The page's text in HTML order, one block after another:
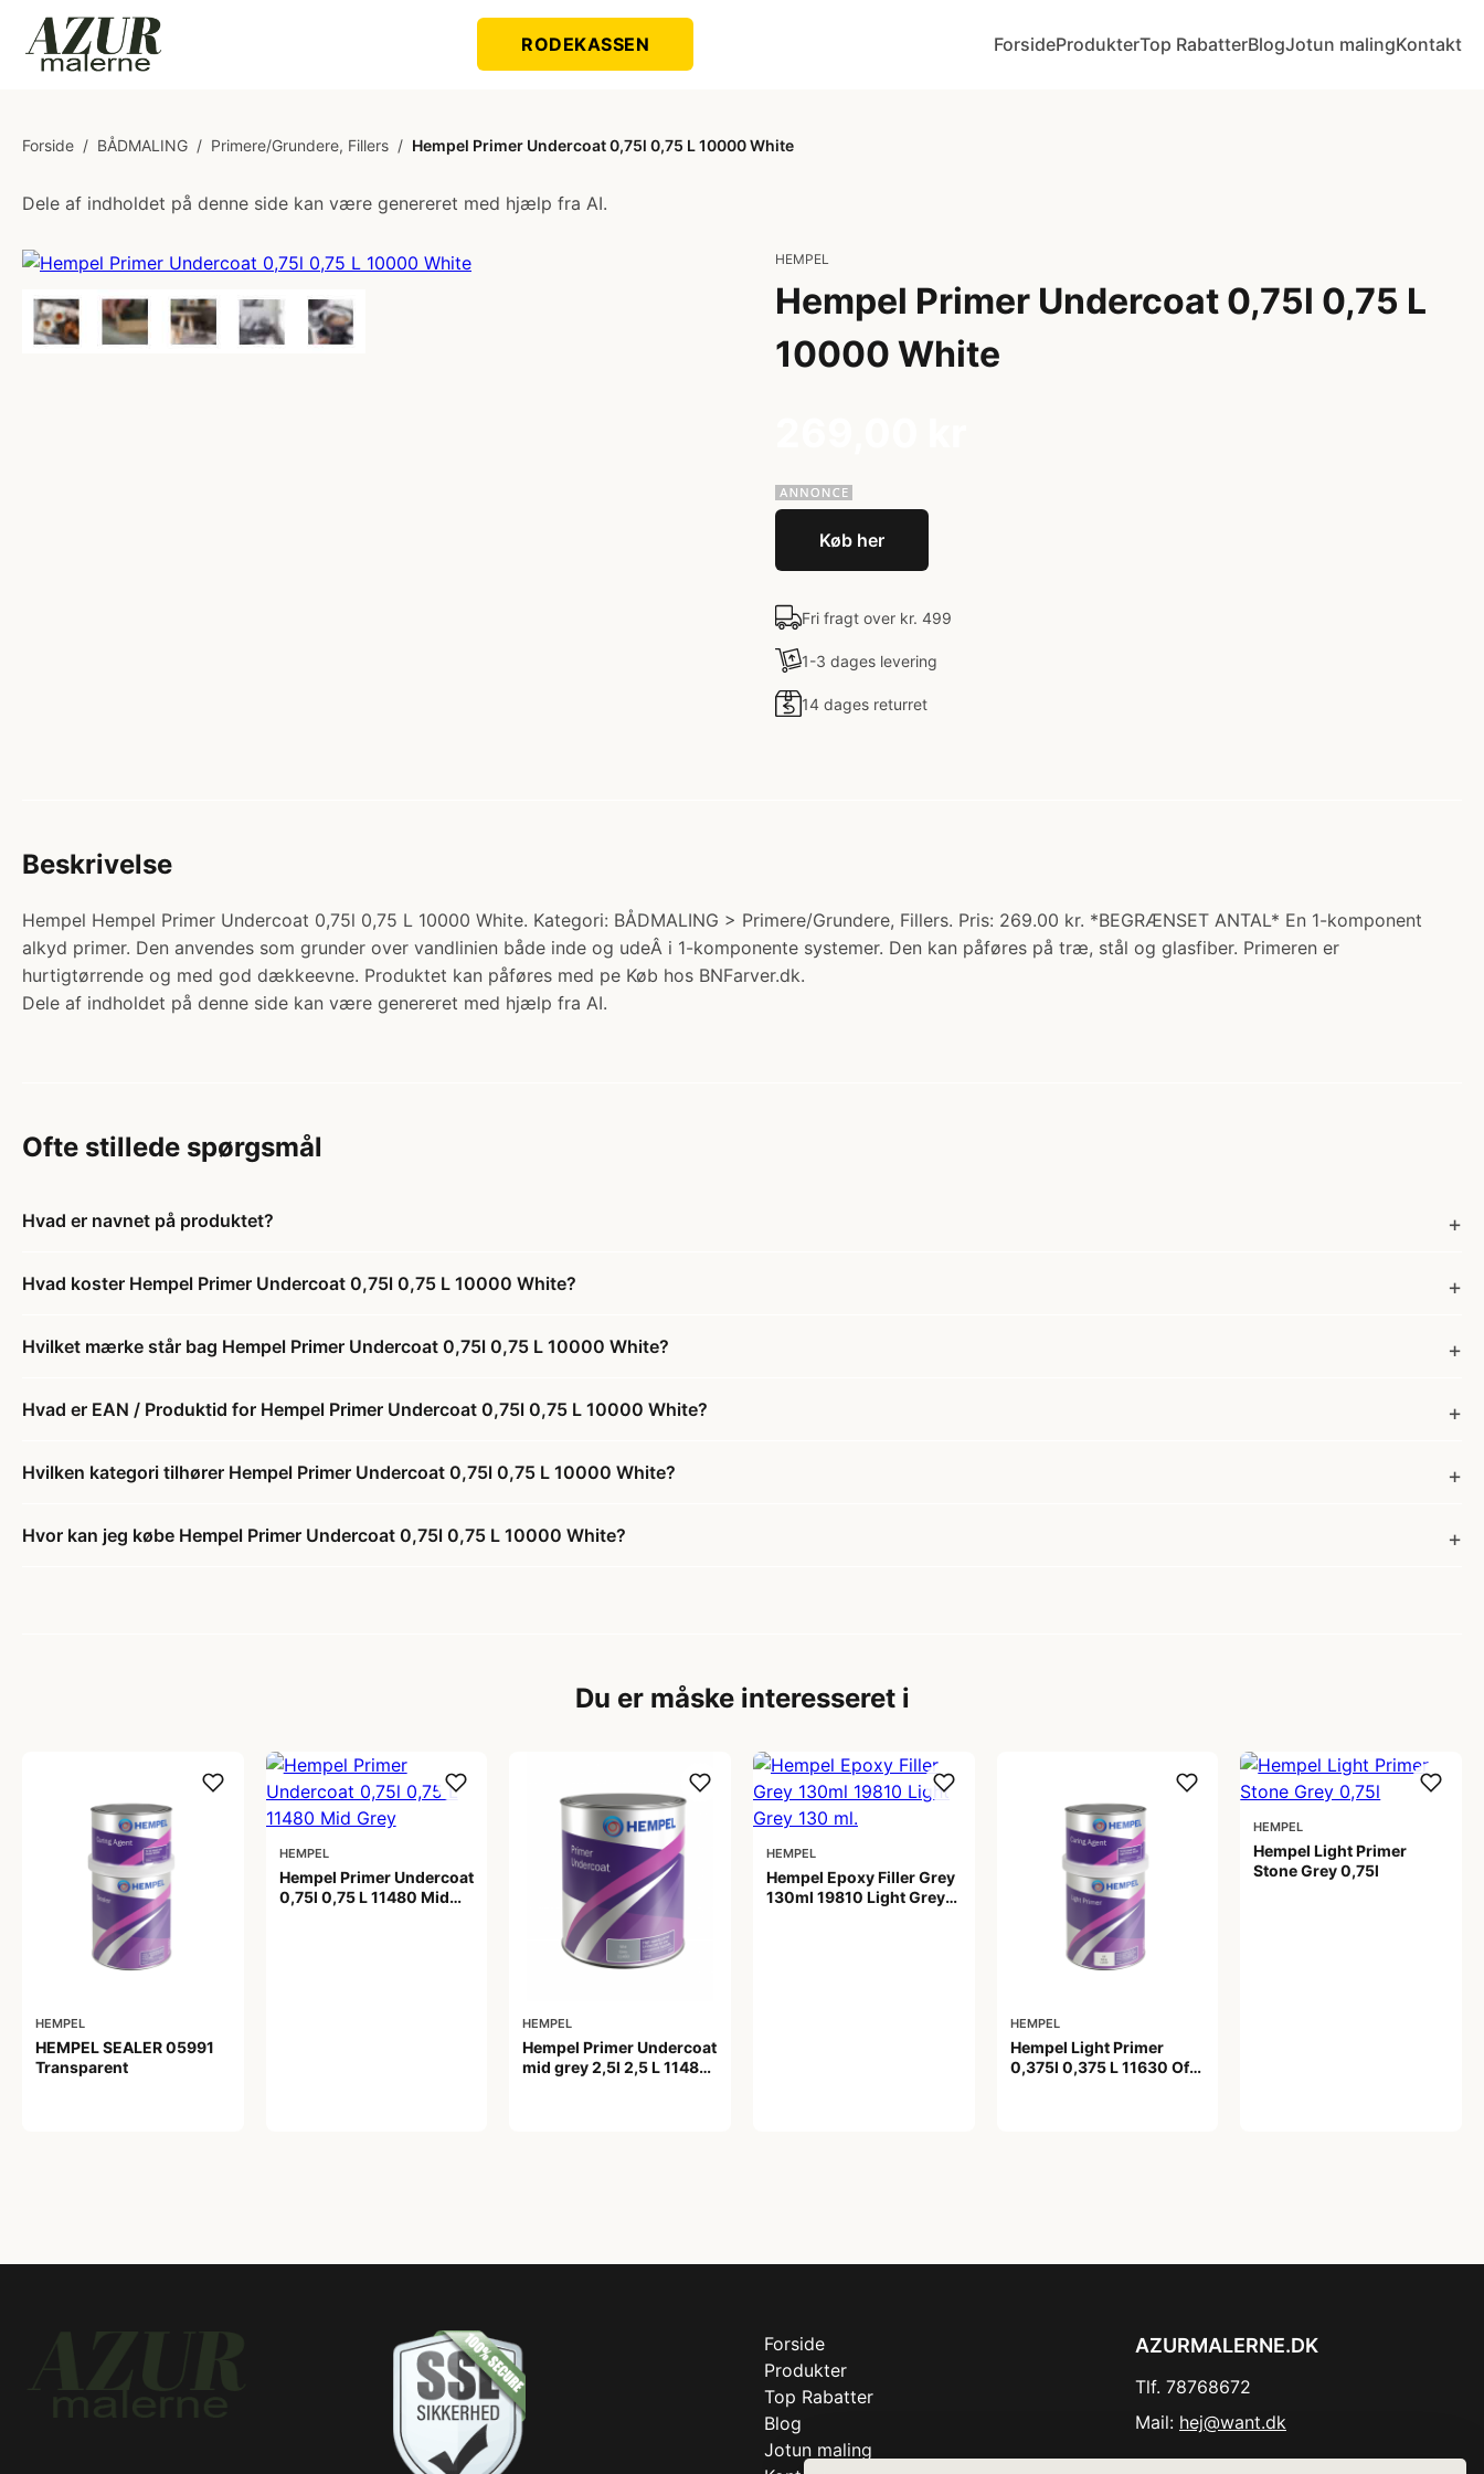
RODEKASSEN ForsideProdukterTop RabatterBlogJotun malingKontakt
Forside / BÅDMALING / Primere/Grundere, Fillers / Hempel Primer Undercoat 0,75l 0,75 L 10000 White
Dele af indholdet på denne side kan være genereret med hjælp fra AI.
HEMPEL
Hempel Primer Undercoat 0,75l 0,75 L
10000 White
Køb her
Fri fragt over kr. 499
1-3 dages levering
14 dages returret
Beskrivelse
Hempel Hempel Primer Undercoat 0,75l 0,75 L 10000 White. Kategori: BÅDMALING > Primere/Grundere, Fillers. Pris: 269.00 kr. *BEGRÆNSET ANTAL* En 1-komponent
alkyd primer. Den anvendes som grunder over vandlinien både inde og udeÂ i 1-komponente systemer. Den kan påføres på træ, stål og glasfiber. Primeren er
hurtigtørrende og med god dækkeevne. Produktet kan påføres med pe Køb hos BNFarver.dk.
Dele af indholdet på denne side kan være genereret med hjælp fra AI.
Ofte stillede spørgsmål
Hvad er navnet på produktet?
Hvad koster Hempel Primer Undercoat 0,75l 0,75 L 10000 White?
Hvilket mærke står bag Hempel Primer Undercoat 0,75l 0,75 L 10000 White?
Hvad er EAN / Produktid for Hempel Primer Undercoat 0,75l 0,75 L 10000 White?
Hvilken kategori tilhører Hempel Primer Undercoat 0,75l 0,75 L 10000 White?
Hvor kan jeg købe Hempel Primer Undercoat 0,75l 0,75 L 10000 White?
Du er måske interesseret i
HEMPEL
HEMPEL SEALER 05991
Transparent
HEMPEL
Hempel Primer Undercoat
0,75l 0,75 L 11480 Mid
HEMPEL
Hempel Primer Undercoat
mid grey 2,5l 2,5 L 11480
HEMPEL
Hempel Epoxy Filler Grey
130ml 19810 Light Grey
HEMPEL
Hempel Light Primer
0,375l 0,375 L 11630 Off
HEMPEL
Hempel Light Primer
Stone Grey 0,75l
Forside
Produkter
Top Rabatter
Blog
Jotun maling
AZURMALERNE.DK
Tlf. 78768672
Mail: hej@want.dk